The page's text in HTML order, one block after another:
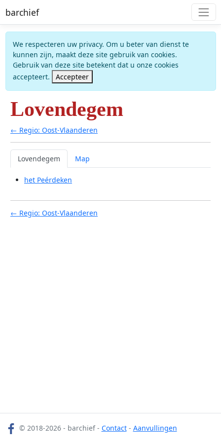
barchief
We respecteren uw privacy. Om u beter van dienst te
kunnen zijn, maakt deze site gebruik van cookies.
Gebruik van deze site betekent dat u onze cookies
accepteert.
Accepteer
Lovendegem
← Regio: Oost-Vlaanderen
Lovendegem Map
het Peérdeken
← Regio: Oost-Vlaanderen
© 2018-2026 - barchief - Contact- Aanvullingen